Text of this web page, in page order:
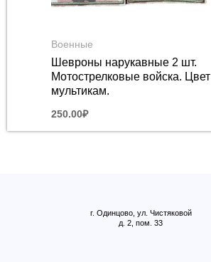
Военные
Шевроны нарукавные 2 шт.
Мотострелковые войска. Цвет
мультикам.
250.00₽
г. Одинцово, ул. Чистяковой
д. 2, пом. 33